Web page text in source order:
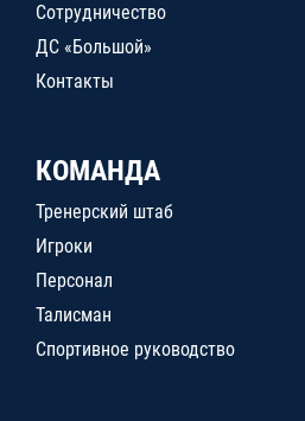
Сотрудничество
ДС «Большой»
Контакты
КОМАНДА
Тренерский штаб
Игроки
Персонал
Талисман
Спортивное руководство